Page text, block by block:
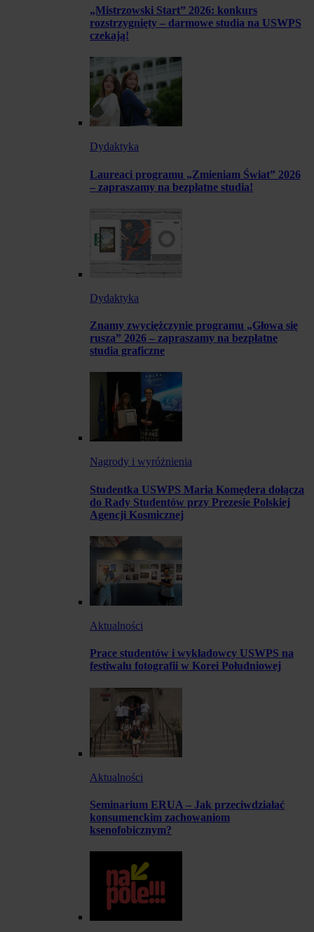
„Mistrzowski Start” 2026: konkurs
rozstrzygnięty – darmowe studia na USWPS
czekają!
Dydaktyka
Laureaci programu „Zmieniam Świat” 2026
– zapraszamy na bezpłatne studia!
Dydaktyka
Znamy zwyciężczynie programu „Głowa się
rusza” 2026 – zapraszamy na bezpłatne
studia graficzne
Nagrody i wyróżnienia
Studentka USWPS Maria Komędera dołącza
do Rady Studentów przy Prezesie Polskiej
Agencji Kosmicznej
Aktualności
Prace studentów i wykładowcy USWPS na
festiwalu fotografii w Korei Południowej
Aktualności
Seminarium ERUA – Jak przeciwdziałać
konsumenckim zachowaniom
ksenofobicznym?